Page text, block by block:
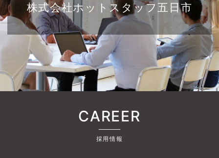
株式会社ホットスタッフ五日市
CAREER
採用情報